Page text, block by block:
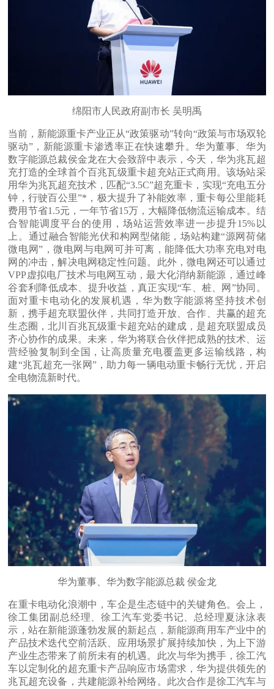
绵阳市人民政府副市长 吴明禹
当前，新能源重卡产业正从“政策驱动”转向“政策与市场双轮
驱动”，新能源重卡渗透率正在快速攀升。华为董事、华为
数字能源总裁侯金龙在大会致辞中表示，今天，华为兆瓦超
充打造的全球首个百兆瓦级重卡超充站正式商用。该场站采
用华为兆瓦超充技术，匹配“3.5C”超充重卡，实现“充电五分
钟，行驶百公里”*，极大提升了补能效率，重卡每公里能耗
费用节省1.5元，一年节省15万，大幅降低物流运输成本。结
合智能调度平台的使用，场站运营效率进一步提升15%以
上。通过融合智能光伏和构网型储能，场站构建“源网荷储
微电网”，微电网与电网可并可离，能降低大功率充电对电
网的冲击，解决电网稳定性问题。此外，微电网还可以通过
VPP虚拟电厂技术与电网互动，最大化消纳新能源，通过峰
谷套利降低成本、提升收益，真正实现“车、桩、网”协同。
面对重卡电动化的发展机遇，华为数字能源将坚持技术创
新，携手超充联盟伙伴，共同打造开放、合作、共赢的超充
生态圈，北川百兆瓦级重卡超充站的建成，是超充联盟成员
齐心协作的成果。未来，华为将联合伙伴把成熟的技术、运
营经验复制到全国，让高质量充电覆盖更多运输线路，构
建“兆瓦超充一张网”，助力每一辆电动重卡畅行无忧，开启
全电物流新时代。
华为董事、华为数字能源总裁 侯金龙
在重卡电动化浪潮中，车企是生态链中的关键角色。会上，
徐工集团副总经理、徐工汽车党委书记、总经理夏泳泳表
示，站在新能源蓬勃发展的新起点，新能源商用车产业中的
产品技术迭代空前活跃、应用场景扩展持续加快，为上下游
产业生态带来了前所未有的机遇。此次与华为携手，徐工汽
车以定制化的超充重卡产品响应市场需求，华为提供领先的
兆瓦超充设备，共建能源补给网络。此次合作是徐工汽车与